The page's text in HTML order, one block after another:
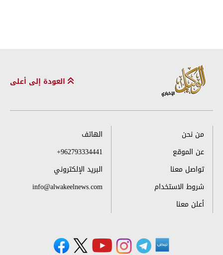
العودة إلى أعلى
من نحن
عن الموقع
تواصل معنا
شروط الاستخدام
أعلن معنا
الهاتف
+962793334441
البريد الإلكتروني
info@alwakeelnews.com